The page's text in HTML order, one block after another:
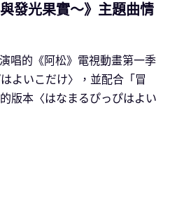
發光果實～》主題曲情
唱的《阿松》電視動畫第一季
よいこだけ〉，並配合「冒
版本〈はなまるぴっぴはよい